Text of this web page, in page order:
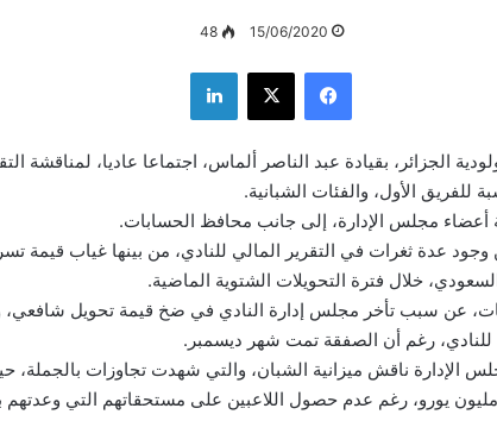
15/06/2020
48
فيسبوك ‫X لينكدإن
الجزائر، بقيادة عبد الناصر ألماس، اجتماعا عاديا، لمناقشة
أعضاء مجلس الإدارة، إلى جانب محافظ الحسابات.
عدة ثغرات في التقرير المالي للنادي، من بينها غياب قيمة
خلال فترة التحويلات الشتوية الماضية.
للنادي، رغم أن الصفقة تمت شهر ديسمبر.
الإدارة ناقش ميزانية الشبان، والتي شهدت تجاوزات
الرديف لوحده، حاجز 1.2 مليون يورو، رغم عدم حصول اللاعبين على مستحقاتهم التي